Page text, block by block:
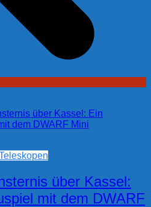
über Kassel:
mit dem DWARF